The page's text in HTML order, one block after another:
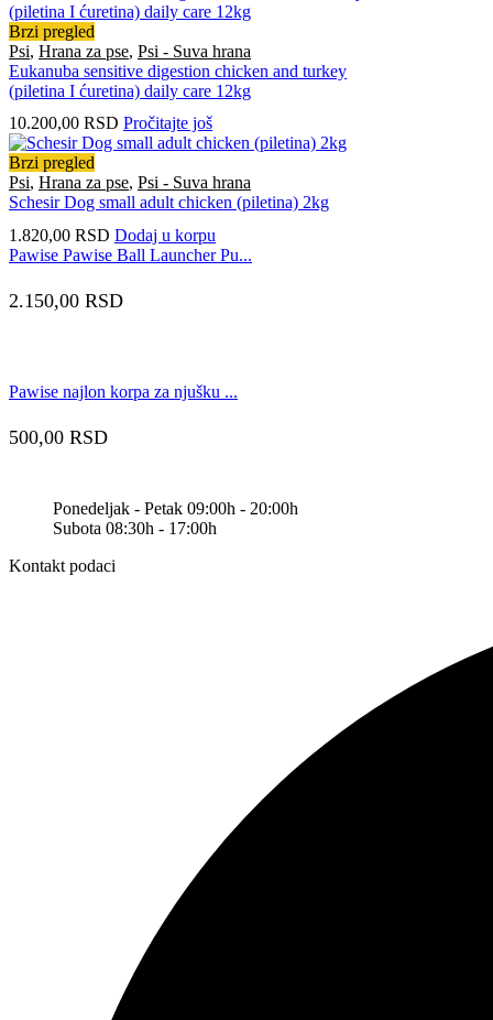
Brzi pregled
Psi, Hrana za pse, Psi - Suva hrana
Eukanuba sensitive digestion chicken and turkey
(piletina I ćuretina) daily care 12kg
10.200,00 RSD Pročitajte još
Brzi pregled
Psi, Hrana za pse, Psi - Suva hrana
Schesir Dog small adult chicken (piletina) 2kg
1.820,00 RSD Dodaj u korpu
Pawise Pawise Ball Launcher Pu...
2.150,00 RSD
Pawise najlon korpa za njušku ...
500,00 RSD
Ponedeljak - Petak 09:00h - 20:00h
Subota 08:30h - 17:00h
Kontakt podaci